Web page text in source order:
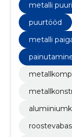
metalli
puurtööd
metalli